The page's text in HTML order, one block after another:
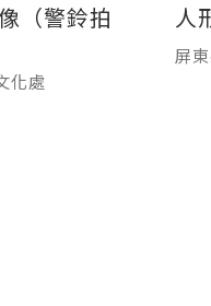
（警鈴拍
化處
人
屏